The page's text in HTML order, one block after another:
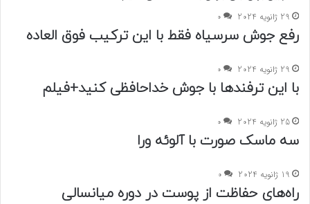
29 ژانویه 2024 0
رفع جوش سرسیاه فقط با این ترکیب فوق العاده
29 ژانویه 2024 0
با این ترفندها با جوش خداحافظی کنید+فیلم
25 ژانویه 2024 0
سه ماسک صورت با آلوئه ورا
19 ژانویه 2024 0
راه‌های حفاظت از پوست در دوره میانسالی